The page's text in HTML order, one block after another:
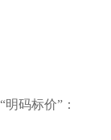
码标价”：